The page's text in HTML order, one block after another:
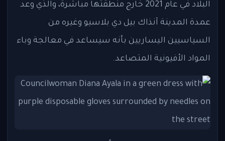
البلاد في عام 2021 خارج منطقتها مباشرة، والذي وعد
عمدة المدينة آنذاك بيل دي بلاسيو وغيره من
السياسيين اليساريين بأنه سيساعد في معالجة وباء
المواد الأفيونية المتصاعد.